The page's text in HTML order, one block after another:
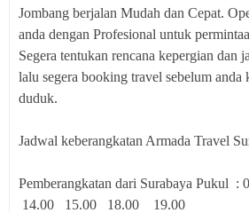
Jombang berjalan Mudah dan Cepat.
anda dengan Profesional untuk
Segera tentukan rencana kepergian dan
lalu segera booking travel sebelum anda
duduk.
Jadwal keberangkatan Armada Travel
Pemberangkatan dari Surabaya
14.00 15.00 18.00 19.00